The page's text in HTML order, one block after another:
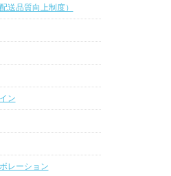
送品質向上制度）
ン
レーション